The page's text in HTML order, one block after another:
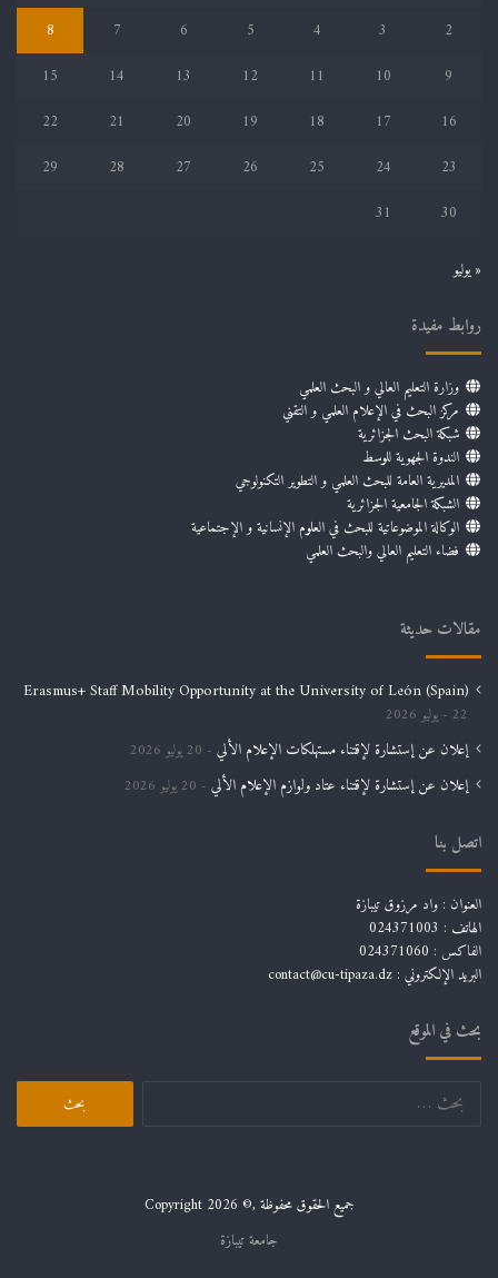
2
3
4
5
6
7
8
9
10
11
12
13
14
15
16
17
18
19
20
21
22
23
24
25
26
27
28
29
30
31
« يوليو
روابط مفيدة
وزارة التعليم العالي و البحث العلمي
مركز البحث في الإعلام العلمي و التقني
شبكة البحث الجزائرية
الندوة الجهوية للوسط
المديرية العامة للبحث العلمي و التطوير التكنولوجي
الشبكة الجامعية الجزائرية
الوكالة الموضوعاتية للبحث في العلوم الإنسانية و الإجتماعية
فضاء التعليم العالي والبحث العلمي
مقالات حديثة
Erasmus+ Staff Mobility Opportunity at the University of León (Spain)
22 يوليو 2026
إعلان عن إستشارة لإقتناء مستهلكات الإعلام الألي 20 يوليو 2026
إعلان عن إستشارة لإقتناء عتاد ولوازم الإعلام الألي 20 يوليو 2026
اتصل بنا
العنوان : واد مرزوق تيبازة
الهاتف : 024371003
الفاكس : 024371060
البريد الإلكتروني : contact@cu-tipaza.dz
بحث في الموقع
جميع الحقوق محفوظة ,© Copyright 2026
جامعة تيبازة